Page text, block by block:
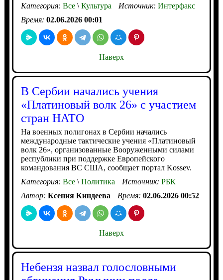
Категория: Все\Культура Источник: Интерфакс
Время: 02.06.2026 00:01
Наверх
В Сербии начались учения
«Платиновый волк 26» с участием
стран НАТО
На военных полигонах в Сербии начались
международные тактические учения «Платиновый
волк 26», организованные Вооруженными силами
республики при поддержке Европейского
командования ВС США, сообщает портал Kossev.
Категория: Все\Политика Источник: РБК
Автор: Ксения Киндеева Время: 02.06.2026 00:52
Наверх
Небензя назвал голословными